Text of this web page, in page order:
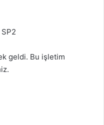
geldi. Bu işletim